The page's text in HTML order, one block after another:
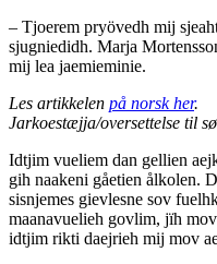
– Tjoerem pryövedh mij
sjugniedidh. Marja
mij lea jaemieminie.
Les artikkelen på norsk her.
Jarkoestæjja/oversettelse til
Idtjim vueliem dan gellien
gih naakeni gåetien ålkolen.
sisnjemes gievlesne sov
maanavuelieh govlim, jïh
idtjim rikti daejrieh mij mov